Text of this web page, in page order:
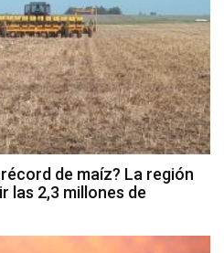
de maíz? La región
las 2,3 millones de